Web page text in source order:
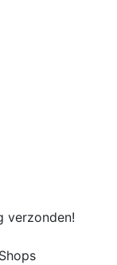
verzonden!